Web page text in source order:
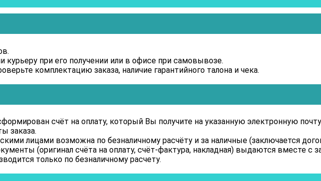
при его получении или в офисе при самовывозе.
комплектацию заказа, наличие гарантийного талона и чека.
счёт на оплату, который Вы получите на указанную электронную
заказа.
лицами возможна по безналичному расчёту и за наличные (заключается
(оригинал счёта на оплату, счёт-фактура, накладная) выдаются вместе с
только по безналичному расчету.